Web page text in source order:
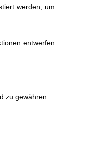
werden, um
entwerfen
zu gewähren.